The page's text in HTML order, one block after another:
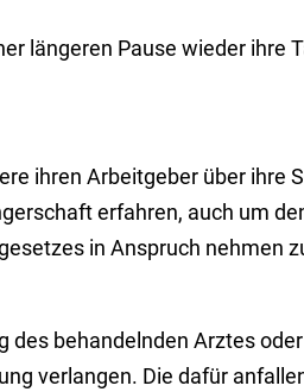
längeren Pause wieder ihre
ihren Arbeitgeber über ihre
erfahren, auch um
in Anspruch nehmen
des behandelnden Arztes
verlangen. Die dafür